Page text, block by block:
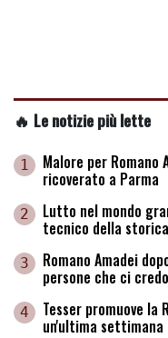
🔥 Le notizie più lette
1 Malore per Romano
ricoverato a Parma
2 Lutto nel mondo
tecnico della
3 Romano Amadei
persone che ci
4 Tesser promuove
un'ultima settimana